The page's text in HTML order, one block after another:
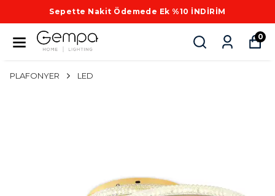
Sepette Nakit Ödemede Ek %10 İNDİRİM
0
PLAFONYER LED